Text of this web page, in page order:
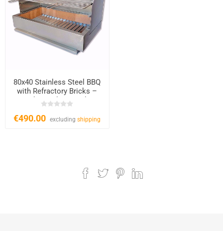
80x40 Stainless Steel BBQ
with Refractory Bricks –
Charcoal & Wood
€490.00 excludingshipping